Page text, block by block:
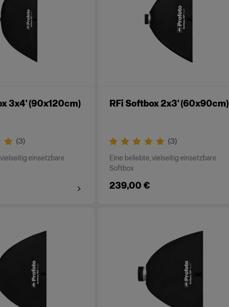
3x4' (90x120cm)
(3)
einsetzbare
RFi Softbox 2x3' (60x90cm)
(3)
Eine beliebte, vielseitig einsetzbare
Softbox
239,00 €